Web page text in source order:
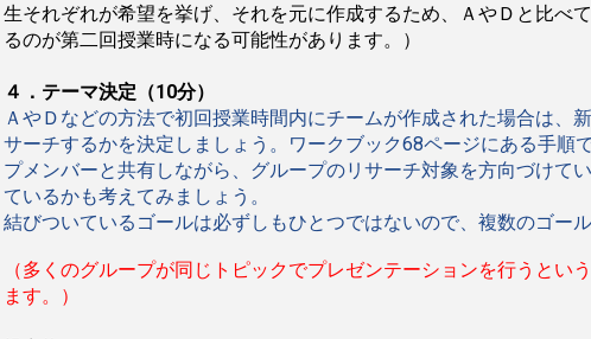
生それぞれが希望を挙げ、それを元に作成するため、ＡやＤと比べ
るのが第二回授業時になる可能性があります。）
４．テーマ決定（10分）
ＡやＤなどの方法で初回授業時間内にチームが作成された場合は、
サーチするかを決定しましょう。ワークブック68ページにある手
プメンバーと共有しながら、グループのリサーチ対象を方向づけて
ているかも考えてみましょう。
結びついているゴールは必ずしもひとつではないので、複数のゴー
（多くのグループが同じトピックでプレゼンテーションを行うと
ます。）